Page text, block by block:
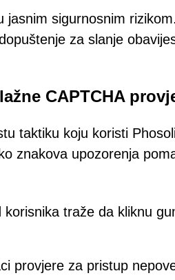
jasnim sigurnosnim
za slanje
CAPTCHA
taktiku koju koristi
znakova upozorenja
korisnika traže da kliknu
provjere za pristup